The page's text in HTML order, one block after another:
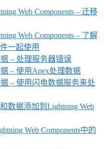
Web Components – 迁移
Web Components – 了解
一起使用
据 – 处理服务器错误
– 使用Apex处理数据
据 – 使用闪电数据服务来处
数据添加到Lightning Web
Web Components中的